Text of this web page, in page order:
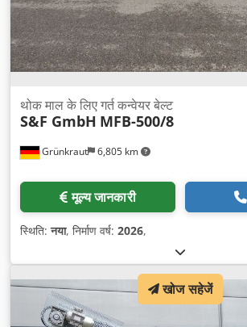
Grünkraut 6,805 km
थोक माल के लिए गर्त कन्वेयर बेल्ट
S&F GmbH MFB-500/8
मूल्य जानकारी
स्थिति:नया, निर्माण वर्ष: 2026,
खोज सहेजें